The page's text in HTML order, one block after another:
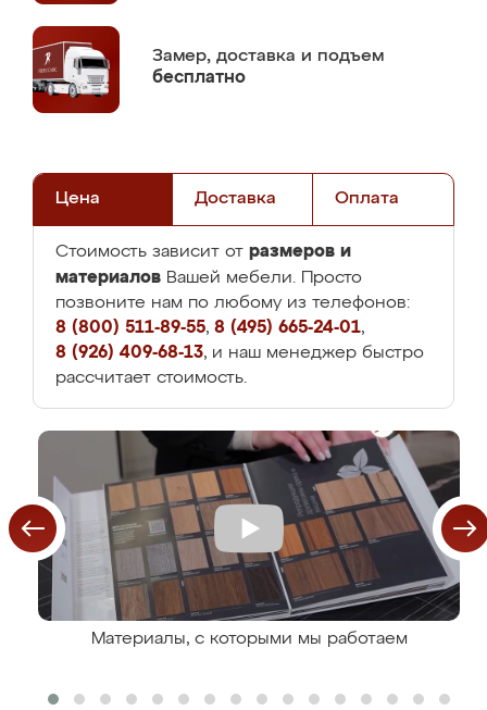
Замер, доставка и подъем
бесплатно
Цена Доставка Оплата
Стоимость зависит от размеров и
материалов Вашей мебели. Просто
позвоните нам по любому из телефонов:
8 (800) 511-89-55, 8 (495) 665-24-01,
8 (926) 409-68-13, и наш менеджер быстро
рассчитает стоимость.
Материалы, с которыми мы работаем